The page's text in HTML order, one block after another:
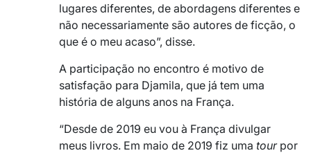
lugares diferentes, de abordagens diferentes e
não necessariamente são autores de ficção, o
que é o meu acaso”, disse.
A participação no encontro é motivo de
satisfação para Djamila, que já tem uma
história de alguns anos na França.
“Desde de 2019 eu vou à França divulgar
meus livros. Em maio de 2019 fiz uma tourpor